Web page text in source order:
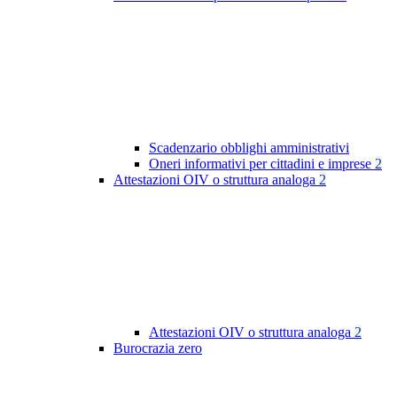
Scadenzario obblighi amministrativi
Oneri informativi per cittadini e imprese 2
Attestazioni OIV o struttura analoga 2
Attestazioni OIV o struttura analoga 2
Burocrazia zero